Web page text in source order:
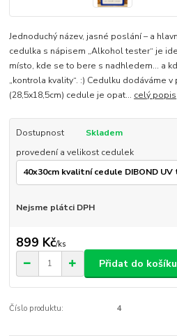
Jednoduchý název, jasné poslání – a
cedulka s nápisem „Alkohol tester“ je
místo, kde se to bere s nadhledem… a
„kontrola kvality“. :) Cedulku dodáváme
(28,5x18,5cm) cedule je opat... celý popis
Dostupnost
Skladem
provedení a velikost cedulek
Nejsme plátci DPH
899 Kč/ks
Přidat do košíku
Číslo produktu: 4